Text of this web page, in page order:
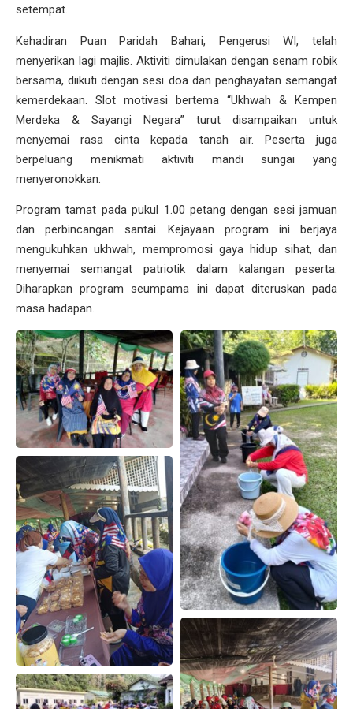
setempat.
Kehadiran Puan Paridah Bahari, Pengerusi WI, telah
menyerikan lagi majlis. Aktiviti dimulakan dengan senam robik
bersama, diikuti dengan sesi doa dan penghayatan semangat
kemerdekaan. Slot motivasi bertema “Ukhwah & Kempen
Merdeka & Sayangi Negara” turut disampaikan untuk
menyemai rasa cinta kepada tanah air. Peserta juga
berpeluang menikmati aktiviti mandi sungai yang
menyeronokkan.
Program tamat pada pukul 1.00 petang dengan sesi jamuan
dan perbincangan santai. Kejayaan program ini berjaya
mengukuhkan ukhwah, mempromosi gaya hidup sihat, dan
menyemai semangat patriotik dalam kalangan peserta.
Diharapkan program seumpama ini dapat diteruskan pada
masa hadapan.